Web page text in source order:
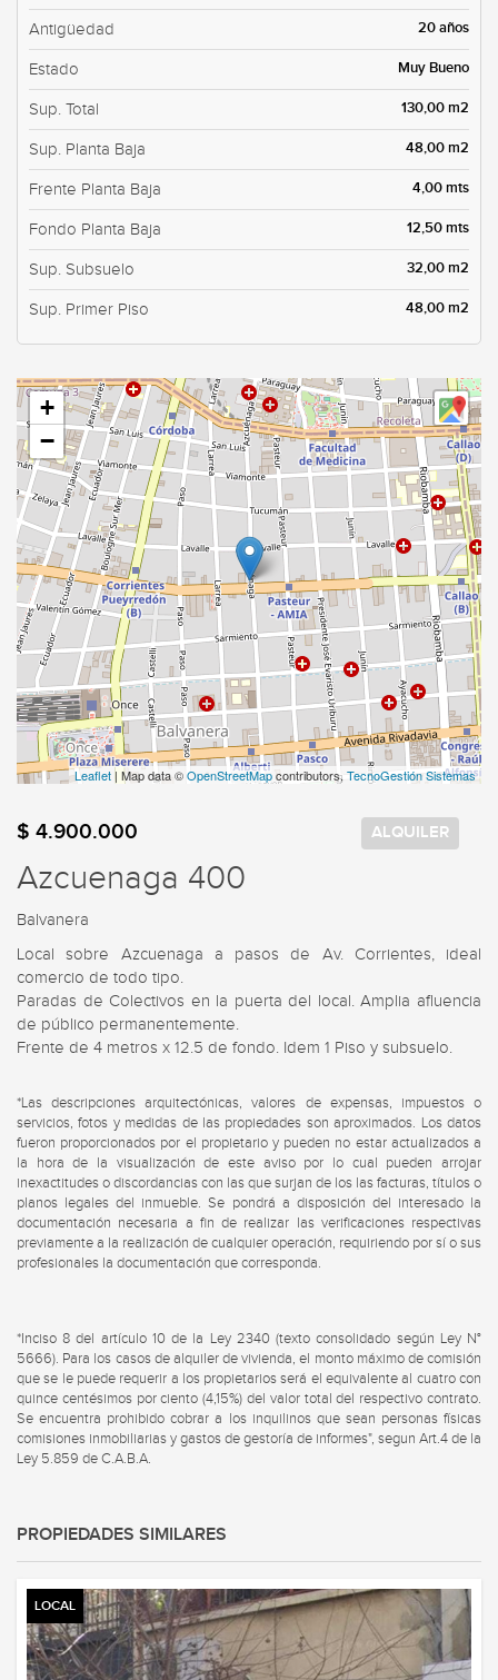
Antigüedad 20 años
Estado Muy Bueno
Sup. Total 130,00 m2
Sup. Planta Baja 48,00 m2
Frente Planta Baja 4,00 mts
Fondo Planta Baja 12,50 mts
Sup. Subsuelo 32,00 m2
Sup. Primer Piso 48,00 m2
+
−
Leaflet | Map data ©OpenStreetMapcontributors, TecnoGestión Sistemas
$ 4.900.000 ALQUILER
Azcuenaga 400
Balvanera
Local sobre Azcuenaga a pasos de Av. Corrientes, ideal
comercio de todo tipo.
Paradas de Colectivos en la puerta del local. Amplia afluencia
de público permanentemente.
Frente de 4 metros x 12.5 de fondo. Idem 1 Piso y subsuelo.
*Las descripciones arquitectónicas, valores de expensas, impuestos o
servicios, fotos y medidas de las propiedades son aproximados. Los datos
fueron proporcionados por el propietario y pueden no estar actualizados a
la hora de la visualización de este aviso por lo cual pueden arrojar
inexactitudes o discordancias con las que surjan de los las facturas, títulos o
planos legales del inmueble. Se pondrá a disposición del interesado la
documentación necesaria a fin de realizar las verificaciones respectivas
previamente a la realización de cualquier operación, requiriendo por sí o sus
profesionales la documentación que corresponda.
*Inciso 8 del artículo 10 de la Ley 2340 (texto consolidado según Ley N°
5666). Para los casos de alquiler de vivienda, el monto máximo de comisión
que se le puede requerir a los propietarios será el equivalente al cuatro con
quince centésimos por ciento (4,15%) del valor total del respectivo contrato.
Se encuentra prohibido cobrar a los inquilinos que sean personas físicas
comisiones inmobiliarias y gastos de gestoría de informes", segun Art.4 de la
Ley 5.859 de C.A.B.A.
PROPIEDADES SIMILARES
LOCAL